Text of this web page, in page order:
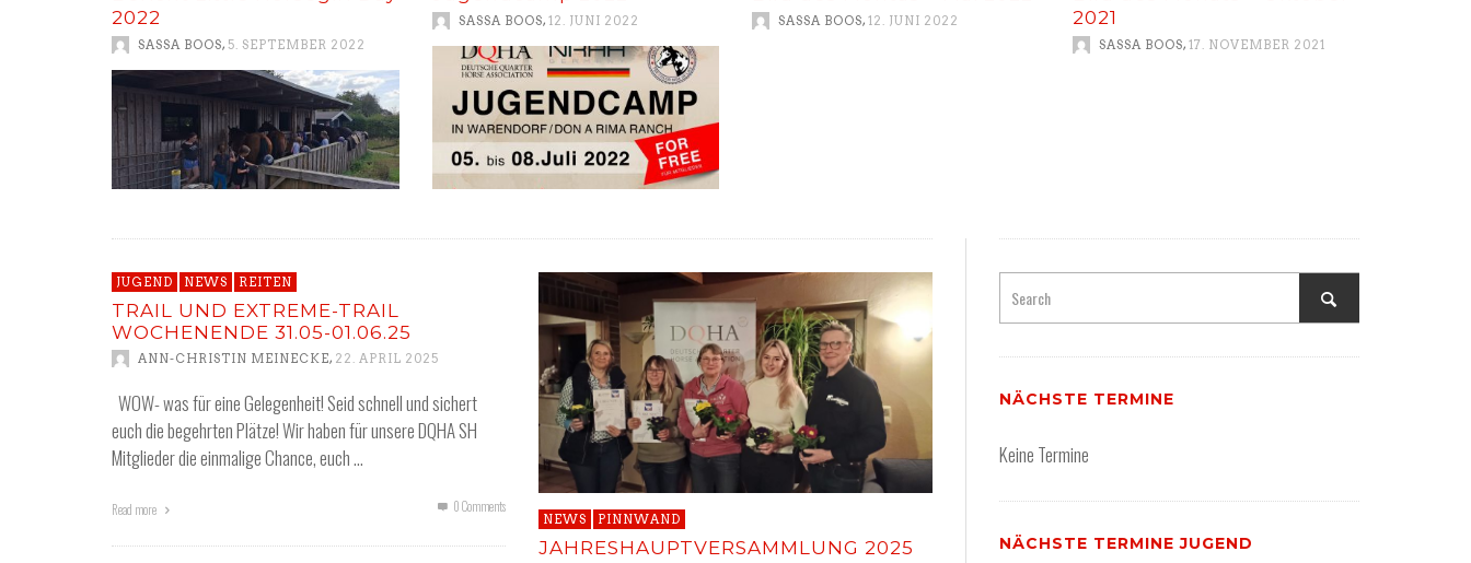
2022
SASSA BOOS, 5. SEPTEMBER 2022
SASSA BOOS, 12. JUNI 2022 SASSA BOOS, 12. JUNI 2022
2021
SASSA BOOS, 17. NOVEMBER 2021
JUGEND NEWS REITEN
TRAIL UND EXTREME-TRAIL
WOCHENENDE 31.05-01.06.25
ANN-CHRISTIN MEINECKE, 22. APRIL 2025
WOW- was für eine Gelegenheit! Seid schnell und sichert
euch die begehrten Plätze! Wir haben für unsere DQHA SH
Mitglieder die einmalige Chance, euch …
Read more 0 Comments
NEWS PINNWAND
JAHRESHAUPTVERSAMMLUNG 2025
NÄCHSTE TERMINE
Keine Termine
NÄCHSTE TERMINE JUGEND